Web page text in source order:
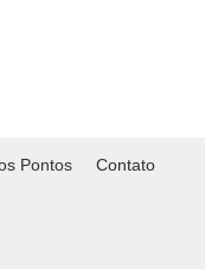
Pontos Contato